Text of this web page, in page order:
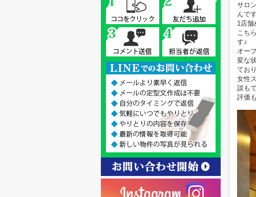
サロ
んで
1店
こち
す♪
オー
変な
てお
女性
談も
評価